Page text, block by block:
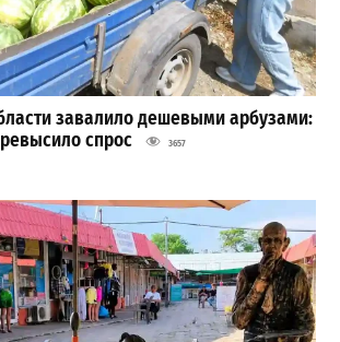
завалило дешевыми арбузами:
спрос
3657